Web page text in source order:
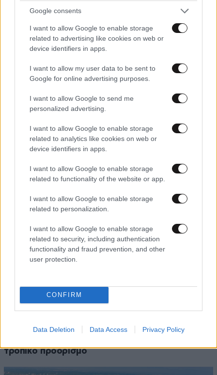
Google consents
I want to allow Google to enable storage
related to advertising like cookies on web or
device identifiers in apps.
I want to allow my user data to be sent to
Google for online advertising purposes.
I want to allow Google to send me
personalized advertising.
I want to allow Google to enable storage
related to analytics like cookies on web or
device identifiers in apps.
I want to allow Google to enable storage
related to functionality of the website or app.
I want to allow Google to enable storage
related to personalization.
I want to allow Google to enable storage
related to security, including authentication
functionality and fraud prevention, and other
user protection.
CONFIRM
Data Deletion Data Access Privacy Policy
Γιατί οι ειδικοί στα ταξίδια δεν αφήνουν ποτέ
τις αποσκευές τους στο πάτωμα του
ξενοδοχείου
τροπικό προορισμό